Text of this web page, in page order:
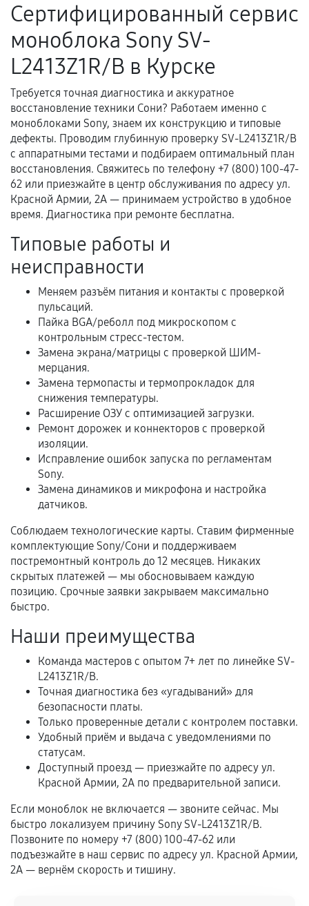
Поломка установленной детали при
нормальной эксплуатации в течение
гарантийного срока.
Несоответствие комплектующей заявленным
техническим характеристикам.
Документы для подтверждения
гарантии
Гарантийный талон.
Акт выполненных работ с датой, перечнем
Документы на установленные комплектующие
и кассовый чек.
Расширенная гарантия
В некоторых случаях возможно оформление
расширенной гарантии. Стоимость, сроки и
условия продления согласовываются отдельно и
фиксируются в документах.
Когда гарантия не действует
Нарушение правил эксплуатации,
механические повреждения, попадание влаги,
перегрев, коррозия.
Самостоятельный ремонт или вмешательство
третьих лиц.
Естественный износ деталей, если иное не
предусмотрено отдельно.
Обращение после окончания гарантийного
срока.
Программные сбои, если это не указано в
отдельных условиях.
Если комплектующие куплены
самостоятельно
Гарантия на выполненные работы может
сохраняться полностью или частично, если
соблюдены следующие условия:
Предоставленные детали подходят по
техническим параметрам и не имеют внешних
дефектов.
Сертифицированный сервис
моноблока Sony SV-
L2413Z1R/B в Курске
Требуется точная диагностика и аккуратное
восстановление техники Сони? Работаем именно с
моноблоками Sony, знаем их конструкцию и типовые
дефекты. Проводим глубинную проверку SV-L2413Z1R/B
с аппаратными тестами и подбираем оптимальный план
восстановления. Свяжитесь по телефону +7 (800) 100-47-
62 или приезжайте в центр обслуживания по адресу ул.
Красной Армии, 2А — принимаем устройство в удобное
время. Диагностика при ремонте бесплатна.
Типовые работы и
неисправности
Меняем разъём питания и контакты с проверкой
пульсаций.
Пайка BGA/реболл под микроскопом с
контрольным стресс-тестом.
Замена экрана/матрицы с проверкой ШИМ-
мерцания.
Замена термопасты и термопрокладок для
снижения температуры.
Расширение ОЗУ с оптимизацией загрузки.
Ремонт дорожек и коннекторов с проверкой
изоляции.
Исправление ошибок запуска по регламентам
Sony.
Замена динамиков и микрофона и настройка
датчиков.
Соблюдаем технологические карты. Ставим фирменные
комплектующие Sony/Сони и поддерживаем
постремонтный контроль до 12 месяцев. Никаких
скрытых платежей — мы обосновываем каждую
позицию. Срочные заявки закрываем максимально
быстро.
Наши преимущества
Команда мастеров с опытом 7+ лет по линейке SV-
L2413Z1R/B.
Точная диагностика без «угадываний» для
безопасности платы.
Только проверенные детали с контролем поставки.
Удобный приём и выдача с уведомлениями по
статусам.
Доступный проезд — приезжайте по адресу ул.
Красной Армии, 2А по предварительной записи.
Если моноблок не включается — звоните сейчас. Мы
быстро локализуем причину Sony SV-L2413Z1R/B.
Позвоните по номеру +7 (800) 100-47-62 или
подъезжайте в наш сервис по адресу ул. Красной Армии,
2А — вернём скорость и тишину.